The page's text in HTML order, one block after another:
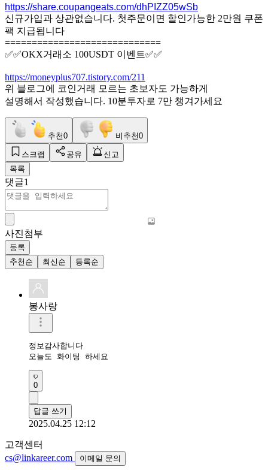
https://share.coupangeats.com/dhPIZZ05wSb
신규가입과 상관없습니다. 첫주문이면 할인가능한 2만원 쿠폰
팩 지급됩니다
=============================
✅✅OKX거래소 100USDT 이벤트✅✅
https://moneyplus707.tistory.com/211
위 블로그에 코인거래 모르는 초보자도 가능하게
설명해서 작성했습니다. 10분투자로 7만 챙겨가세요
추천0 비추천0
스크랩 공유
신고
목록
댓글1
사진첨부
등록
추천순
최신순 등록순
봉사랑
정보감사합니다
오늘도 화이팅 하세요
0
답글 쓰기
2025.04.25 12:12
고객센터
cs@linkareer.com
이메일 문의